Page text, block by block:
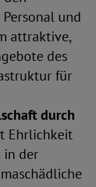
und
attraktive,
des
für
durch
Ehrlichkeit
in der